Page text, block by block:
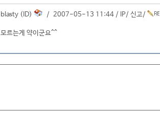
blasty (ID) / 2007-05-13 11:44 / IP/ 신고/
모르는게 약이군요^^